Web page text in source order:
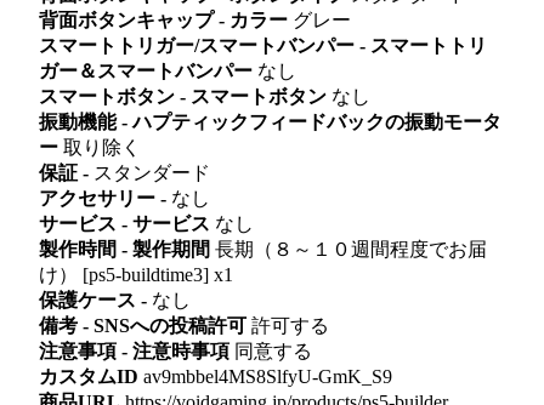
背面ボタンキャップ - カラー グレー
スマートトリガー/スマートバンパー - スマートトリ
ガー＆スマートバンパー なし
スマートボタン - スマートボタン なし
振動機能 - ハプティックフィードバックの振動モータ
ー 取り除く
保証 - スタンダード
アクセサリー - なし
サービス - サービス なし
製作時間 - 製作期間 長期（８～１０週間程度でお届
け） [ps5-buildtime3] x1
保護ケース - なし
備考 - SNSへの投稿許可 許可する
注意事項 - 注意時事項 同意する
カスタムID av9mbbel4MS8SlfyU-GmK_S9